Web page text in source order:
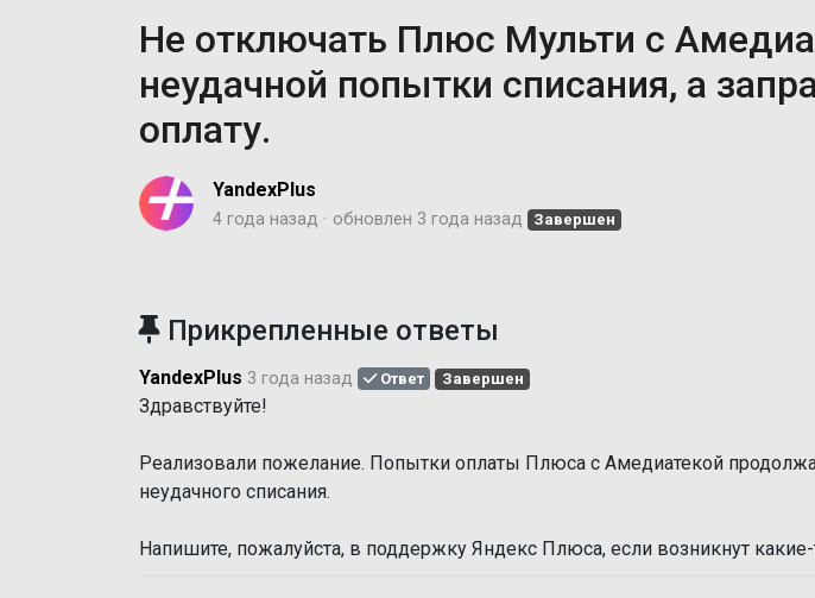
Не отключать Плюс Мульти с
неудачной попытки списания, а
оплату.
YandexPlus
4 года назад обновлен 3 года назад Завершен
Прикрепленные ответы
YandexPlus 3 года назад Ответ Завершен
Здравствуйте!
Реализовали пожелание. Попытки оплаты Плюса с Амедиатекой
неудачного списания.
Напишите, пожалуйста, в поддержку Яндекс Плюса, если возникнут